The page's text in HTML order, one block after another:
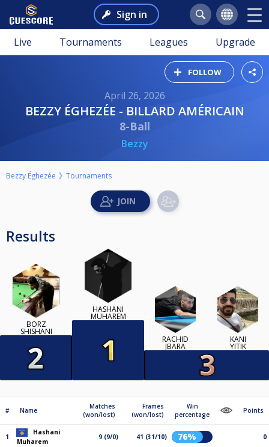
Sign in
Live Tournaments Leagues Upgrade
FOLLOW
April 26, 2026
BEZZY ÉGHEZÉE - BILLARD AMÉRICAIN
8-Ball
Bezzy
Bezzy Éghezée Tournaments
Results
BORZ
SHISHANI
HASHANI
MUHAREM
RACHID
JBARA
KANI
YITIK
# Name
Matches
(won/lost)
Frames
(won/lost)
Win
percentage
Points
1
Hashani
Muharem
9 (9/0) 41 (31/10) 76% 0